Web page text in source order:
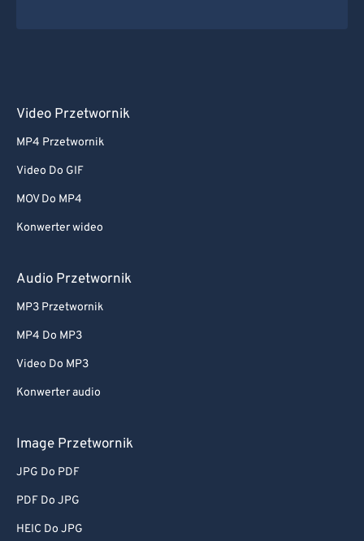
Video Przetwornik
MP4 Przetwornik
Video Do GIF
MOV Do MP4
Konwerter wideo
Audio Przetwornik
MP3 Przetwornik
MP4 Do MP3
Video Do MP3
Konwerter audio
Image Przetwornik
JPG Do PDF
PDF Do JPG
HEIC Do JPG